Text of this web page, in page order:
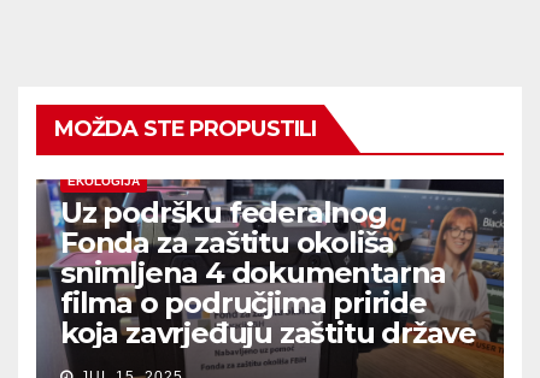
MOŽDA STE PROPUSTILI
EKOLOGIJA
Uz podršku federalnog
Fonda za zaštitu okoliša
snimljena 4 dokumentarna
filma o područjima priride
koja zavrjeđuju zaštitu države